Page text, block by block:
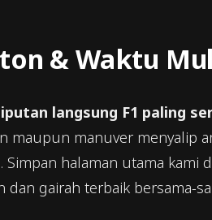
& Waktu
langsung F1 paling
maupun manuver menyalip
Simpan halaman utama kami
dan gairah terbaik bersama-